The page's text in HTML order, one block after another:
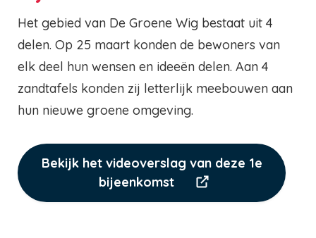
Het gebied van De Groene Wig bestaat uit 4
delen. Op 25 maart konden de bewoners van
elk deel hun wensen en ideeën delen. Aan 4
zandtafels konden zij letterlijk meebouwen aan
hun nieuwe groene omgeving.
Bekijk het videoverslag van deze 1e
bijeenkomst